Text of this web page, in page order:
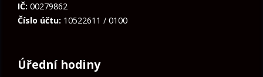
IČ: 00279862
Číslo účtu: 10522611 / 0100
Úřední hodiny